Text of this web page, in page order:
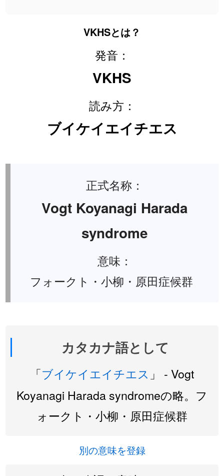
VKHSとは？
発音：
VKHS
読み方：
ブイケイエイチエス
正式名称：
Vogt Koyanagi Harada
syndrome
意味：
フォークト・小柳・原田症候群
カタカナ語として
「ブイケイエイチエス 」 - Vogt
Koyanagi Harada syndromeの略。フ
ォークト・小柳・原田症候群
別の意味を登録